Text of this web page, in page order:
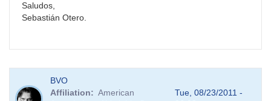
Saludos,
Sebastián Otero.
BVO
Affiliation
American
Tue, 08/23/2011 -